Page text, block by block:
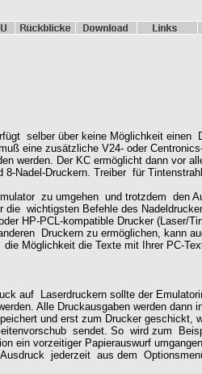
selber über keine Möglichkeit einen
eine zusätzliche V24- oder
werden. Der KC ermöglicht dann vor
8-Nadel-Druckern. Treiber für
zu umgehen und trotzdem den
die wichtigsten Befehle des
HP-PCL-kompatible Drucker (Laser/
Druckern zu ermöglichen, kann
Möglichkeit die Texte mit Ihrer PC-
auf Laserdruckern sollte der
Alle Druckausgaben werden dann
und erst zum Drucker geschickt,
sendet. So wird zum
ein vorzeitiger Papierauswurf
jederzeit aus dem